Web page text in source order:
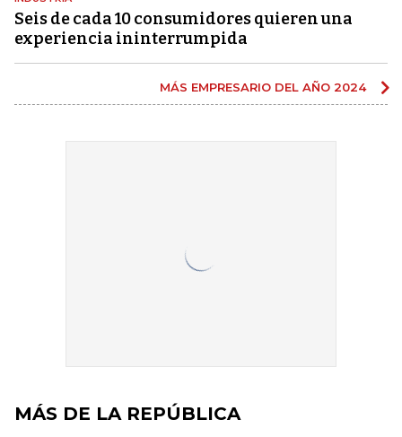
Seis de cada 10 consumidores quieren una
experiencia ininterrumpida
MÁS EMPRESARIO DEL AÑO 2024
MÁS DE LA REPÚBLICA